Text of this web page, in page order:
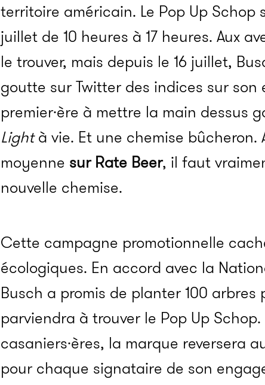
territoire américain. Le Pop Up Schop
juillet de 10 heures à 17 heures. Aux
le trouver, mais depuis le 16 juillet,
goutte sur Twitter des indices sur son
premier·ère à mettre la main dessus
Lightà vie. Et une chemise bûcheron.
moyenne sur Rate Beer, il faut
nouvelle chemise.
Cette campagne promotionnelle
écologiques. En accord avec la
Busch a promis de planter 100
parviendra à trouver le Pop Up
casaniers·ères, la marque reversera
pour chaque signataire de son